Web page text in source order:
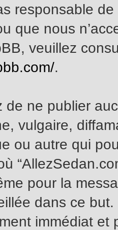
responsable
que nous
veuillez
.
de ne publier
vulgaire,
ou autre qui
pour la
dans ce
immédiat et